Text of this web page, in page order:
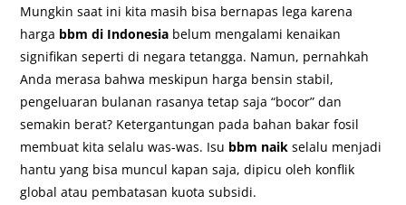
Mungkin saat ini kita masih bisa bernapas lega karena
harga bbm di Indonesia belum mengalami kenaikan
signifikan seperti di negara tetangga. Namun, pernahkah
Anda merasa bahwa meskipun harga bensin stabil,
pengeluaran bulanan rasanya tetap saja “bocor” dan
semakin berat? Ketergantungan pada bahan bakar fosil
membuat kita selalu was-was. Isu bbm naik selalu menjadi
hantu yang bisa muncul kapan saja, dipicu oleh konflik
global atau pembatasan kuota subsidi.